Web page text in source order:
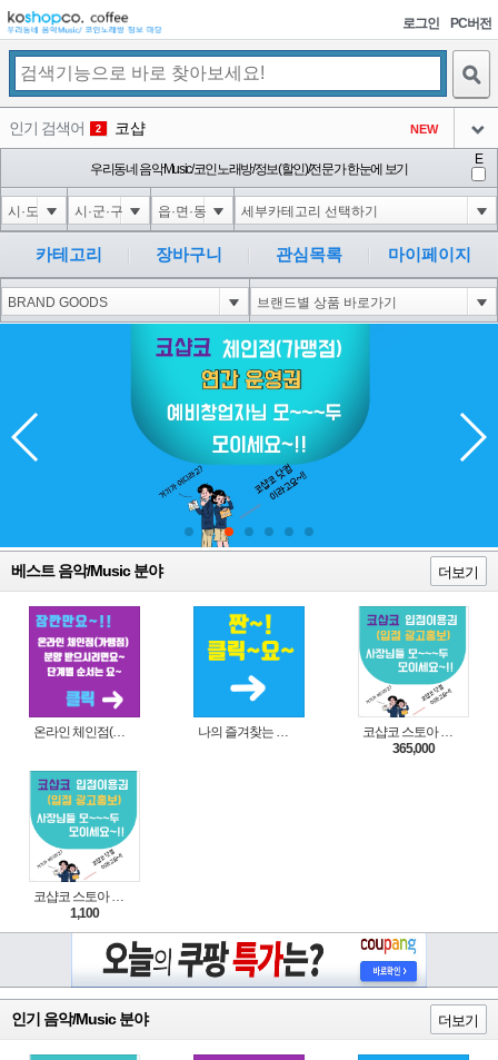
로그인 PC버전
인기 검색어 2 코샵 NEW
익스
아이콘
미끄럼방지
아이콘
5 Innovative Skincare Clinical
아이콘
NEW
6 대성설렁탕
아이콘
-16
1
아이콘
우리동네 음악Music/코인노래방/정보(할인)/전문가 한눈에 보기
E
카테고리 장바구니 관심목록 마이페이지
베스트 음악/Music 분야 더보기
온라인 체인점(가맹점) 분양순서(필독) 나의 즐겨찾는 상품 리스트로 편리하게 주문하세요~(쿠팡 다이나믹 배너)
코샵코 스토아 입점 1년 이용권
365,000
코샵코 스토아 입점 1일 이용권
1,100
인기 음악/Music 분야 더보기